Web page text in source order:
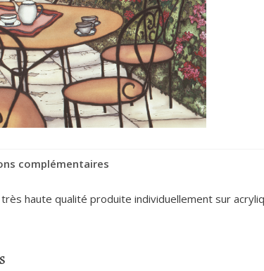
complémentaires
haute qualité produite individuellement sur